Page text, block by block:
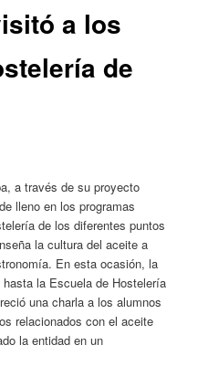
a los
de
a través de su proyecto
lleno en los programas
de los diferentes puntos
la cultura del aceite a
En esta ocasión, la
la Escuela de Hostelería
una charla a los alumnos
relacionados con el aceite
la entidad en un